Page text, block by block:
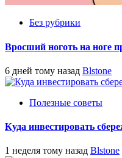
Без рубрики
Вросший ноготь на ноге
6 дней тому назад Blstone
Полезные советы
Куда инвестировать
1 неделя тому назад Blstone